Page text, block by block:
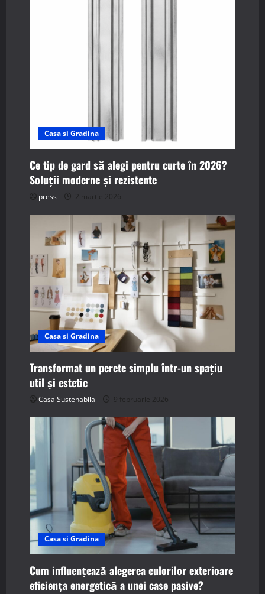
Casa si Gradina
Ce tip de gard să alegi pentru curte în 2026?
Soluții moderne și rezistente
press 2 martie 2026
Casa si Gradina
Transformat un perete simplu într-un spațiu
util și estetic
Casa Sustenabila 9 februarie 2026
Casa si Gradina
Cum influențează alegerea culorilor exterioare
eficiența energetică a unei case pasive?